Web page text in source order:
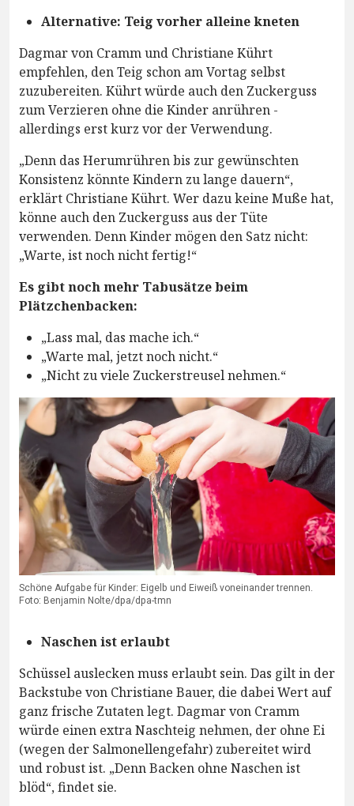
Alternative: Teig vorher alleine kneten
Dagmar von Cramm und Christiane Kührt
empfehlen, den Teig schon am Vortag selbst
zuzubereiten. Kührt würde auch den Zuckerguss
zum Verzieren ohne die Kinder anrühren -
allerdings erst kurz vor der Verwendung.
„Denn das Herumrühren bis zur gewünschten
Konsistenz könnte Kindern zu lange dauern“,
erklärt Christiane Kührt. Wer dazu keine Muße hat,
könne auch den Zuckerguss aus der Tüte
verwenden. Denn Kinder mögen den Satz nicht:
„Warte, ist noch nicht fertig!“
Es gibt noch mehr Tabusätze beim
Plätzchenbacken:
„Lass mal, das mache ich.“
„Warte mal, jetzt noch nicht.“
„Nicht zu viele Zuckerstreusel nehmen.“
Schöne Aufgabe für Kinder: Eigelb und Eiweiß voneinander trennen.
Foto: Benjamin Nolte/dpa/dpa-tmn
Naschen ist erlaubt
Schüssel auslecken muss erlaubt sein. Das gilt in der
Backstube von Christiane Bauer, die dabei Wert auf
ganz frische Zutaten legt. Dagmar von Cramm
würde einen extra Naschteig nehmen, der ohne Ei
(wegen der Salmonellengefahr) zubereitet wird
und robust ist. „Denn Backen ohne Naschen ist
blöd“, findet sie.